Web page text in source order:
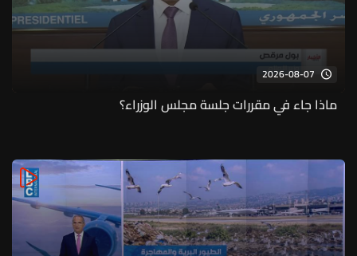
2026-08-07
ماذا جاء في مقررات جلسة مجلس الوزراء؟